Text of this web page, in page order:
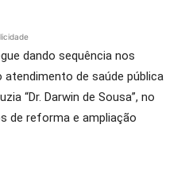
dando sequência nos
de saúde pública
“Dr. Darwin de Sousa”, no
de reforma e ampliação